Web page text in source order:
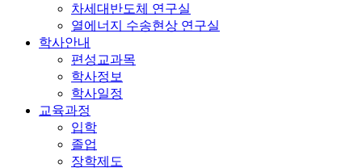
차세대반도체 연구실
열에너지 수송현상 연구실
학사안내
편성교과목
학사정보
학사일정
교육과정
입학
졸업
장학제도